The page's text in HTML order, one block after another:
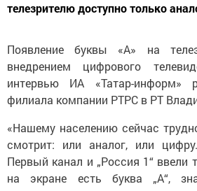
телезрителю доступно только
Появление буквы «А» на
внедрением цифрового
интервью ИА «Татар-информ»
филиала компании РТРС в РТ
«Нашему населению сейчас
смотрит: или аналог, или
Первый канал и „Россия 1“ ввели
на экране есть буква „А“,